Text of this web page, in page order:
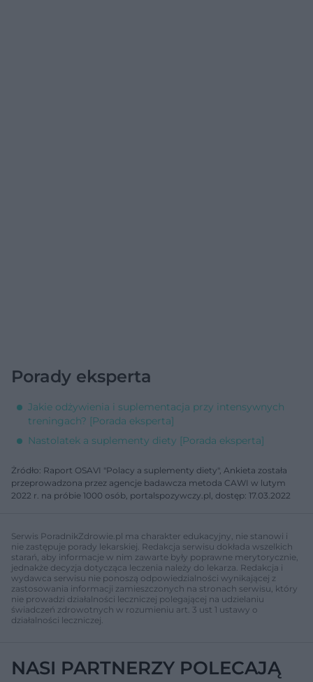
Porady eksperta
Jakie odżywienia i suplementacja przy intensywnych
treningach? [Porada eksperta]
Nastolatek a suplementy diety [Porada eksperta]
Żródło: Raport OSAVI "Polacy a suplementy diety", Ankieta została
przeprowadzona przez agencje badawcza metoda CAWI w lutym
2022 r. na próbie 1000 osób, portalspozywczy.pl, dostęp: 17.03.2022
Serwis PoradnikZdrowie.pl ma charakter edukacyjny, nie stanowi i
nie zastępuje porady lekarskiej. Redakcja serwisu dokłada wszelkich
starań, aby informacje w nim zawarte były poprawne merytorycznie,
jednakże decyzja dotycząca leczenia należy do lekarza. Redakcja i
wydawca serwisu nie ponoszą odpowiedzialności wynikającej z
zastosowania informacji zamieszczonych na stronach serwisu, który
nie prowadzi działalności leczniczej polegającej na udzielaniu
świadczeń zdrowotnych w rozumieniu art. 3 ust 1 ustawy o
działalności leczniczej.
NASI PARTNERZY POLECAJĄ